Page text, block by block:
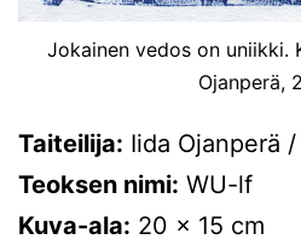
Jokainen vedos on uniikki.
Ojanperä,
Taiteilija: Iida Ojanperä
Teoksen nimi: WU-lf
Kuva-ala: 20 x 15 cm